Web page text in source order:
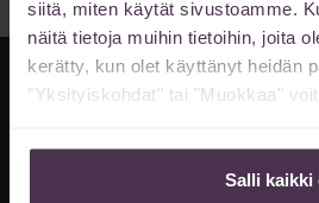
siitä, miten käytät sivustoamme.
näitä tietoja muihin tietoihin, joita
kerätty, kun olet käyttänyt heidän
"Yksityiskohdat" tai "Muokkaa"
Salli kaikki
Info &